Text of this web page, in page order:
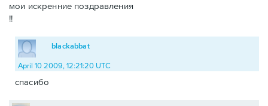
мои искренние поздравления
!!
blackabbat
April 10 2009, 12:21:20 UTC
спасибо